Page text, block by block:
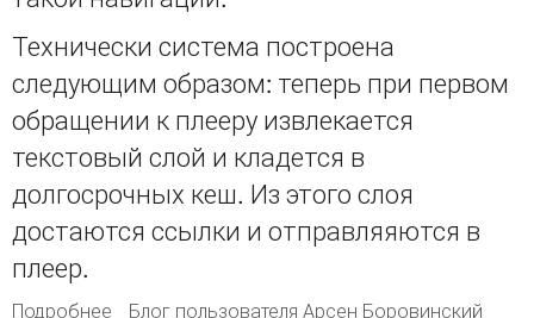
Технически система построена
следующим образом: теперь при первом
обращении к плееру извлекается
текстовый слой и кладется в
долгосрочных кеш. Из этого слоя
достаются ссылки и отправляяются в
плеер.
Подробнее о В ELiS в плеере для PDF-книг теперь
Блог пользователя Арсен Боровинский